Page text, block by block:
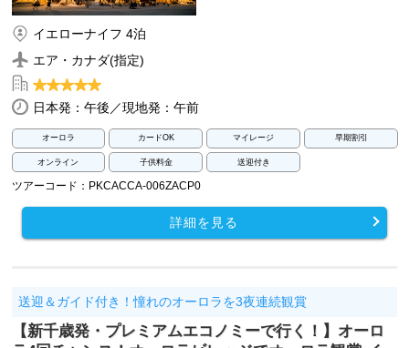
イエローナイフ 4泊
エア・カナダ(指定)
日本発：午後／現地発：午前
オーロラ カードOK マイレージ 早期割引
オンライン 子供料金 送迎付き
ツアーコード：PKCACCA-006ZACP0
詳細を見る
送迎＆ガイド付き！憧れのオーロラを3夜連続観賞
【新千歳発・プレミアムエコノミーで行く！】オーロ